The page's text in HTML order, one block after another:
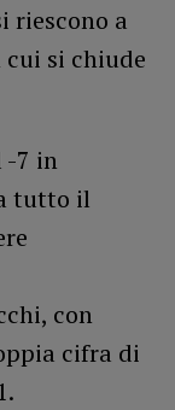
riescono a
cui si chiude
-7 in
tutto il
con
cifra di